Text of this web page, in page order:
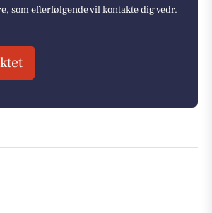
som efterfølgende vil kontakte dig vedr.